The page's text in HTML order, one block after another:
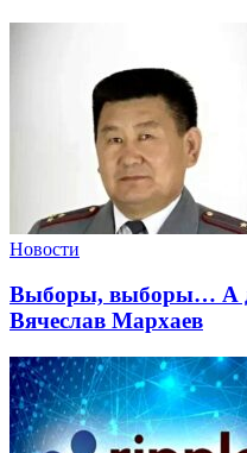
Новости
Выборы, выборы… А
Вячеслав Мархаев